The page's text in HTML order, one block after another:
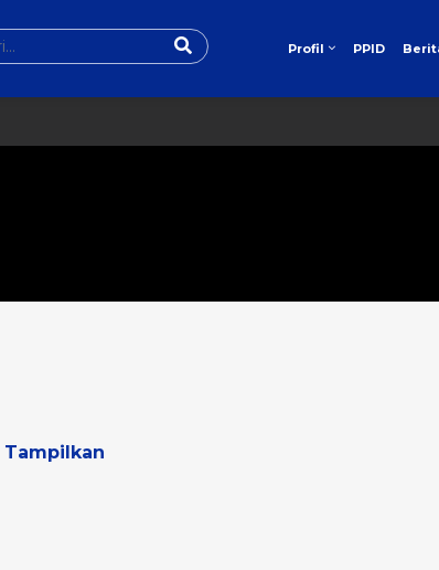
Profil PPID
Tampilkan